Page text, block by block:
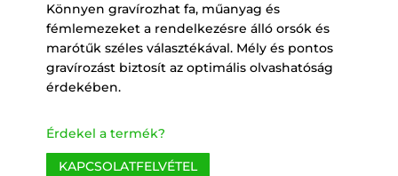
Könnyen gravírozhat fa, műanyag és
fémlemezeket a rendelkezésre álló orsók és
marótűk széles választékával. Mély és pontos
gravírozást biztosít az optimális olvashatóság
érdekében.
Érdekel a termék?
KAPCSOLATFELVÉTEL